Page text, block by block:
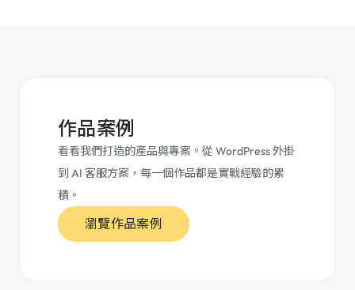
作品案例
看看我們打造的產品與專案。從 WordPress 外掛
到 AI 客服方案，每一個作品都是實戰經驗的累
積。
瀏覽作品案例